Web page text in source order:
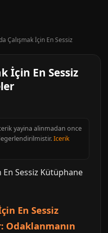
Çalışmak İçin En Sessiz
İçin En Sessiz
yayina alinmadan once
Icerik
En Sessiz
Odaklanmanın